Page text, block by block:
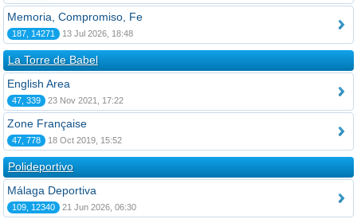
Memoria, Compromiso, Fe
187, 14271 13 Jul 2026, 18:48
La Torre de Babel
English Area
47, 339 23 Nov 2021, 17:22
Zone Française
47, 778 18 Oct 2019, 15:52
Polideportivo
Málaga Deportiva
109, 12340 21 Jun 2026, 06:30